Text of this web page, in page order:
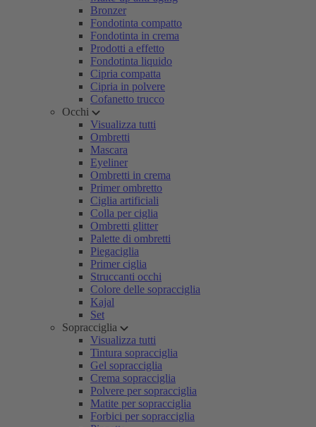
Bronzer
Fondotinta compatto
Fondotinta in crema
Prodotti a effetto
Fondotinta liquido
Cipria compatta
Cipria in polvere
Cofanetto trucco
Occhi
Visualizza tutti
Ombretti
Mascara
Eyeliner
Ombretti in crema
Primer ombretto
Ciglia artificiali
Colla per ciglia
Ombretti glitter
Palette di ombretti
Piegaciglia
Primer ciglia
Struccanti occhi
Colore delle sopracciglia
Kajal
Set
Sopracciglia
Visualizza tutti
Tintura sopracciglia
Gel sopracciglia
Crema sopracciglia
Polvere per sopracciglia
Matite per sopracciglia
Forbici per sopracciglia